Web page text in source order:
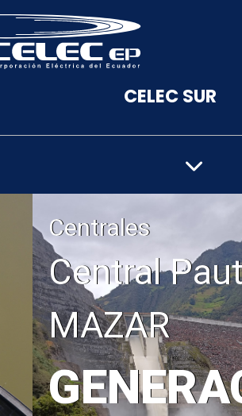
de herramientas
CELEC SUR
Paute